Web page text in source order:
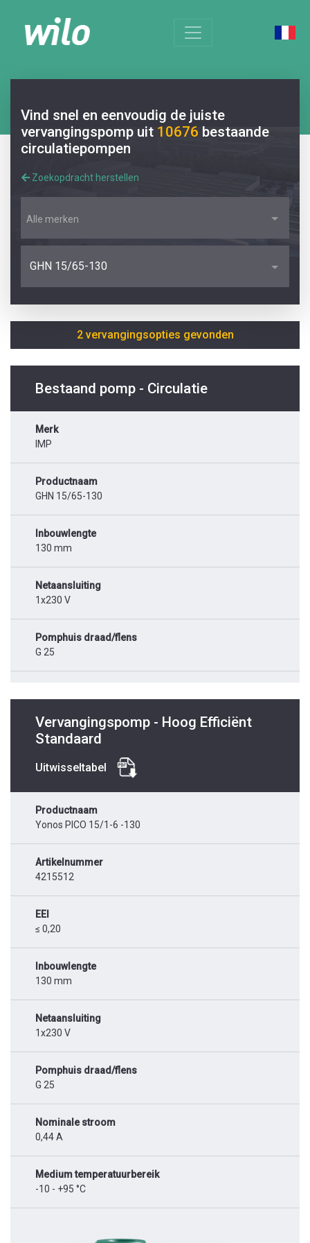
Vind snel en eenvoudig de juiste
vervangingspomp uit 10676 bestaande
circulatiepompen
Zoekopdracht herstellen
Alle merken
GHN 15/65-130
2 vervangingsopties gevonden
Bestaand pomp - Circulatie
Merk
IMP
Productnaam
GHN 15/65-130
Inbouwlengte
130 mm
Netaansluiting
1x230 V
Pomphuis draad/flens
G 25
Vervangingspomp - Hoog Efficiënt
Standaard
Uitwisseltabel
Productnaam
Yonos PICO 15/1-6 -130
Artikelnummer
4215512
EEI
≤ 0,20
Inbouwlengte
130 mm
Netaansluiting
1x230 V
Pomphuis draad/flens
G 25
Nominale stroom
0,44 A
Medium temperatuurbereik
-10 - +95 °C